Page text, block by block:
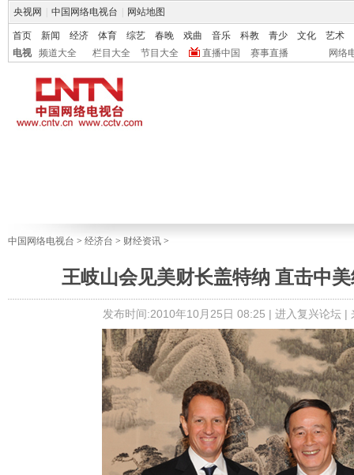
央视网 中国网络电视台 网站地图
首页 新闻 经济 体育 综艺 春晚 戏曲 音乐 科教 青少 文化
艺术
电视
频道大全 栏目大全 节目大全 直播中国 赛事直播 网络
中国网络电视台 > 经济台 > 财经资讯 >
王岐山会见美财长盖特纳 直击中
发布时间:2010年10月25日 08:25 | 进入复兴论坛|